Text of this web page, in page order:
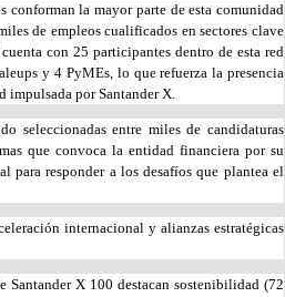
conforman la mayor parte de esta comunidad
de empleos cualificados en sectores clave
con 25 participantes dentro de esta red
y 4 PyMEs, lo que refuerza la presencia
impulsada por Santander X.
seleccionadas entre miles de candidaturas
que convoca la entidad financiera por su
para responder a los desafíos que plantea el
internacional y alianzas estratégicas
Santander X 100 destacan sostenibilidad (72